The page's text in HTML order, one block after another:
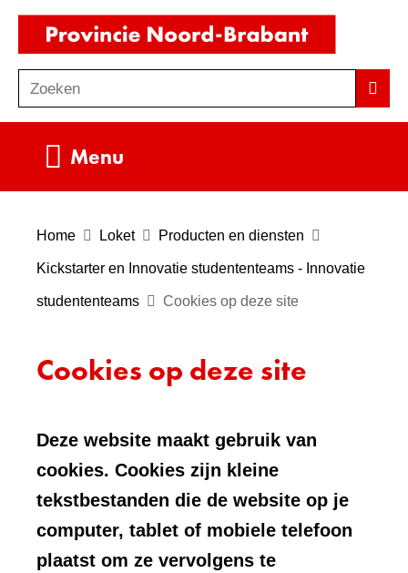
Ga
de
inhoud
o
e
Zoeken
Menu
Home Loket Producten en diensten
Kickstarter en Innovatie studententeams - Innovatie
studententeams Cookies op deze site
Cookies op deze site
Deze website maakt gebruik van
cookies. Cookies zijn kleine
tekstbestanden die de website op je
computer, tablet of mobiele telefoon
plaatst om ze vervolgens te